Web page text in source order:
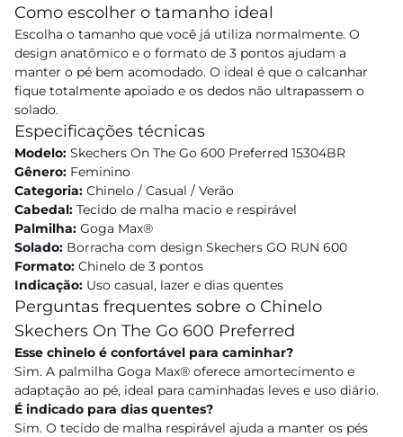
Como escolher o tamanho ideal
Escolha o tamanho que você já utiliza normalmente. O
design anatômico e o formato de 3 pontos ajudam a
manter o pé bem acomodado. O ideal é que o calcanhar
fique totalmente apoiado e os dedos não ultrapassem o
solado.
Especificações técnicas
Modelo: Skechers On The Go 600 Preferred 15304BR
Gênero: Feminino
Categoria: Chinelo / Casual / Verão
Cabedal: Tecido de malha macio e respirável
Palmilha: Goga Max®
Solado: Borracha com design Skechers GO RUN 600
Formato: Chinelo de 3 pontos
Indicação: Uso casual, lazer e dias quentes
Perguntas frequentes sobre o Chinelo
Skechers On The Go 600 Preferred
Esse chinelo é confortável para caminhar?
Sim. A palmilha Goga Max® oferece amortecimento e
adaptação ao pé, ideal para caminhadas leves e uso diário.
É indicado para dias quentes?
Sim. O tecido de malha respirável ajuda a manter os pés